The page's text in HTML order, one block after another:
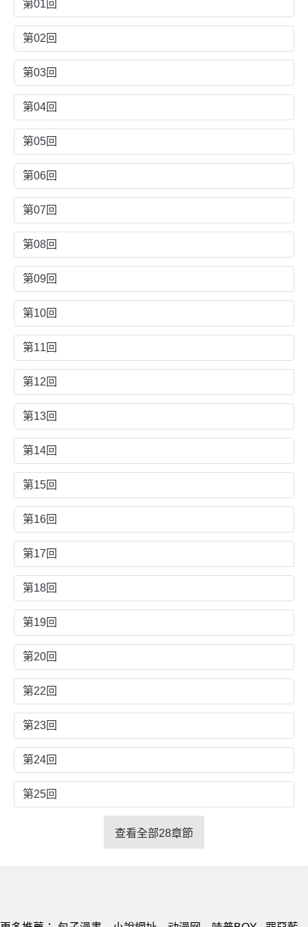
第01回
第02回
第03回
第04回
第05回
第06回
第07回
第08回
第09回
第10回
第11回
第12回
第13回
第14回
第15回
第16回
第17回
第18回
第19回
第20回
第22回
第23回
第24回
第25回
查看全部28章節